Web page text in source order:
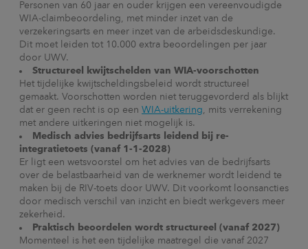
Personen van 60 jaar en ouder krijgen een vereenvoudigde
WIA-claimbeoordeling, met minder inzet van de
verzekeringsarts en meer inzet van de arbeidsdeskundige.
Dit moet leiden tot 10.000 extra beoordelingen per jaar
door UWV.
Structureel kwijtschelden van WIA-voorschotten
Het tijdelijke kwijtscheldingsbeleid wordt structureel
gemaakt. Voorschotten worden niet teruggevorderd als blijkt
dat er geen recht is op een WIA-uitkering, mits verrekening
met andere uitkeringen niet mogelijk is.
Medisch advies bedrijfsarts leidend bij re-
integratietoets (vanaf 1-1-2028)
Er ligt een wetsvoorstel om het advies van de bedrijfsarts
over de belastbaarheid van de werknemer wordt leidend te
maken bij de RIV-toets door UWV. Dit voorkomt loonsancties
door medisch verschil van inzicht en biedt werkgevers meer
zekerheid.
Praktisch beoordelen wordt structureel (vanaf 2027)
Momenteel is het een tijdelijke maatregel die vanaf 2027